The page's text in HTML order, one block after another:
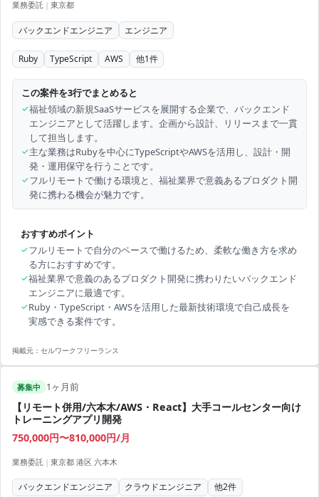
業務委託 | 東京都
バックエンドエンジニア エンジニア
Ruby TypeScript AWS 他1件
この案件を3行でまとめると
✓福祉領域の新規SaaSサービスを展開する企業で、バックエンド
エンジニアとして活躍します。企画から設計、リリースまで一貫
して担当します。
✓主な業務はRubyを中心にTypeScriptやAWSを活用し、設計・開
発・運用保守を行うことです。
✓フルリモートで働ける環境と、福祉業界で意義あるプロダクト開
発に携わる機会が魅力です。
おすすめポイント
✓フルリモートで自分のペースで働けるため、柔軟な働き方を求め
る方におすすめです。
✓福祉業界で意義のあるプロダクト開発に携わりたいバックエンド
エンジニアに最適です。
✓Ruby・TypeScript・AWSを活用した最新技術環境で自己成長を
実感できる案件です。
掲載元： セルワークフリーランス
募集中 1ヶ月前
【リモート併用/六本木/AWS・React】大手コールセンター向け
トレーニングアプリ開発
750,000円〜810,000円/月
業務委託 | 東京都 港区 六本木
バックエンドエンジニア クラウドエンジニア 他2件